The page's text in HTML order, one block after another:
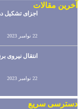
آخرین مقالات
اجزای تشکیل
22 نوامبر 2023
انتقال نیروی
22 نوامبر 2023
دسترسی سریع